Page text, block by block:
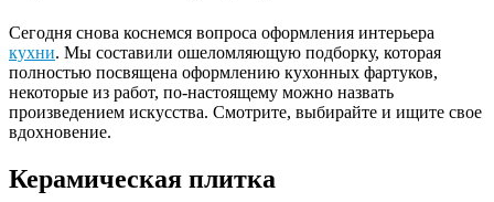
Сегодня снова коснемся вопроса оформления интерьера
кухни. Мы составили ошеломляющую подборку, которая
полностью посвящена оформлению кухонных фартуков,
некоторые из работ, по-настоящему можно назвать
произведением искусства. Смотрите, выбирайте и ищите свое
вдохновение.
Керамическая плитка